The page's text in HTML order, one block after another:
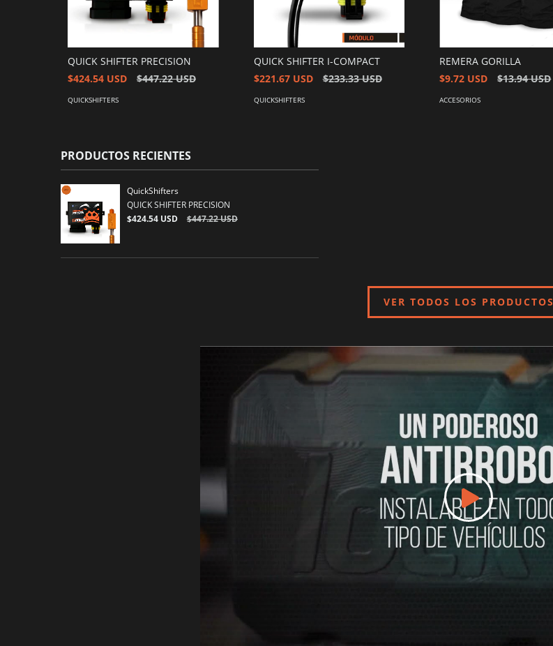
QUICK SHIFTER PRECISION
$424.54 USD
$447.22 USD
QUICKSHIFTERS
QUICK SHIFTER I-COMPACT
$221.67 USD
$233.33 USD
QUICKSHIFTERS
REMERA GORILLA
$9.72 USD
$13.94 USD
ACCESORIOS
PRODUCTOS RECIENTES
QuickShifters
QUICK SHIFTER PRECISION
$424.54 USD
$447.22 USD
VER TODOS LOS PRODUCTOS